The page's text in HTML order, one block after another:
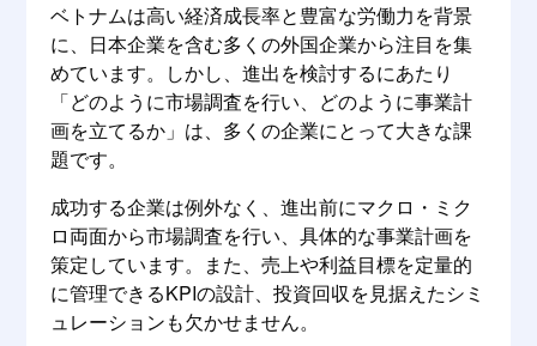
ベトナムは高い経済成長率と豊富な労働力を背景
に、日本企業を含む多くの外国企業から注目を集
めています。しかし、進出を検討するにあたり
「どのように市場調査を行い、どのように事業計
画を立てるか」は、多くの企業にとって大きな課
題です。
成功する企業は例外なく、進出前にマクロ・ミク
ロ両面から市場調査を行い、具体的な事業計画を
策定しています。また、売上や利益目標を定量的
に管理できるKPIの設計、投資回収を見据えたシミ
ュレーションも欠かせません。